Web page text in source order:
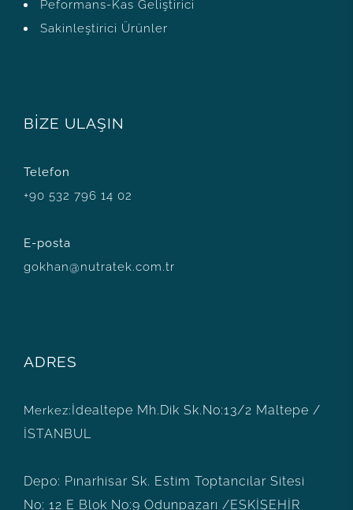
Peformans-Kas Geliştirici
Sakinleştirici Ürünler
BİZE ULAŞIN
Telefon
+90 532 796 14 02
E-posta
gokhan@nutratek.com.tr
ADRES
Merkez:İdealtepe Mh.Dik Sk.No:13/2 Maltepe /
İSTANBUL
Depo: Pınarhisar Sk. Estim Toptancılar Sitesi
No: 12 E Blok No:9 Odunpazarı /ESKİŞEHİR